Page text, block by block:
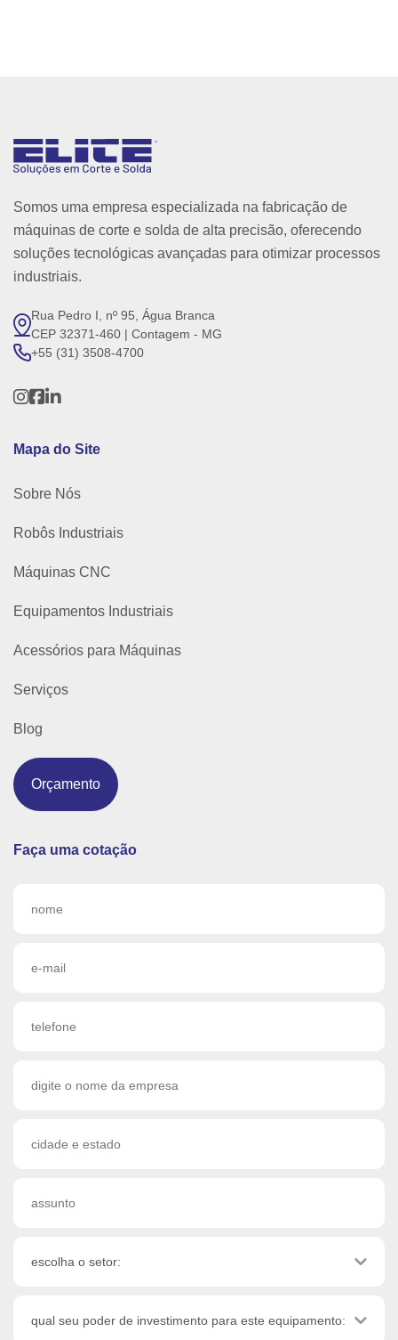
Somos uma empresa especializada na fabricação de
máquinas de corte e solda de alta precisão, oferecendo
soluções tecnológicas avançadas para otimizar processos
industriais.
Rua Pedro I, nº 95, Água Branca
CEP 32371-460 | Contagem - MG
+55 (31) 3508-4700
Mapa do Site
Sobre Nós
Robôs Industriais
Máquinas CNC
Equipamentos Industriais
Acessórios para Máquinas
Serviços
Blog
Orçamento
Faça uma cotação